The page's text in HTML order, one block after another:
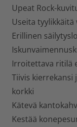
Upeat Rock-
Useita
Erillinen
Irroitettava ritilä
Tiivis
korkki
Kätevä
Kestää